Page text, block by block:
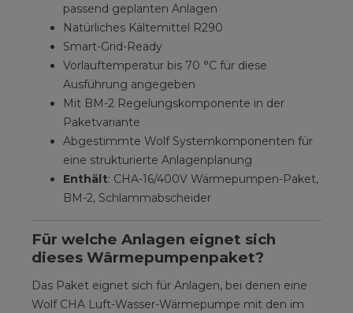
passend geplanten Anlagen
Natürliches Kältemittel R290
Smart-Grid-Ready
Vorlauftemperatur bis 70 °C für diese
Ausführung angegeben
Mit BM-2 Regelungskomponente in der
Paketvariante
Abgestimmte Wolf Systemkomponenten für
eine strukturierte Anlagenplanung
Enthält: CHA-16/400V Wärmepumpen-Paket,
BM-2, Schlammabscheider
Für welche Anlagen eignet sich
dieses Wärmepumpenpaket?
Das Paket eignet sich für Anlagen, bei denen eine
Wolf CHA Luft-Wasser-Wärmepumpe mit den im